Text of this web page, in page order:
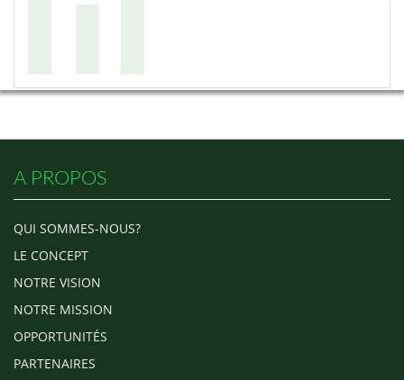
A PROPOS
QUI SOMMES-NOUS?
LE CONCEPT
NOTRE VISION
NOTRE MISSION
OPPORTUNITÉS
PARTENAIRES